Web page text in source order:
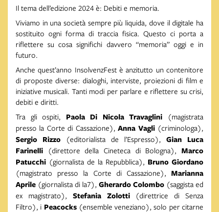
Il tema dell’edizione 2024 è: Debiti e memoria.
Viviamo in una società sempre più liquida, dove il digitale ha
sostituito ogni forma di traccia fisica. Questo ci porta a
riflettere su cosa significhi davvero “memoria” oggi e in
futuro.
Anche quest’anno InsolvenzFest è anzitutto un contenitore
di proposte diverse: dialoghi, interviste, proiezioni di film e
iniziative musicali. Tanti modi per parlare e riflettere su crisi,
debiti e diritti.
Tra gli ospiti, Paola Di Nicola Travaglini
(magistrata
presso la Corte di Cassazione),Anna Vagli(criminologa),
Sergio Rizzo (editorialista de l’Espresso), Gian Luca
Farinelli (direttore della Cineteca di Bologna), Marco
Patucchi (giornalista de la Repubblica), Bruno Giordano
(magistrato presso la Corte di Cassazione), Marianna
Aprile (giornalista di la7), Gherardo Colombo (saggista ed
ex magistrato), Stefania Zolotti(direttrice di Senza
Filtro), i Peacocks(ensemble veneziano), solo per citarne